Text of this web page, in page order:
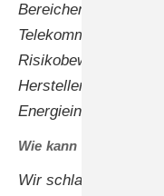
Bereichen der
Telekommunikation
Risikobewusstsein
Hersteller. Das wird
Energieinfrastruktur
Wie kann man das
Wir schlagen vor,